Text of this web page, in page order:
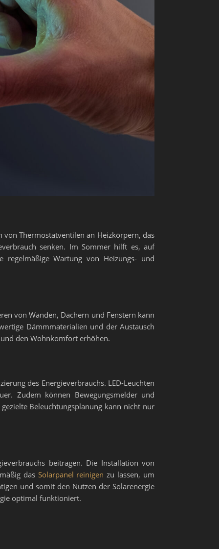
von Thermostatventilen an Heizkörpern, das
senken. Im Sommer hilft es, auf
regelmäßige Wartung von Heizungs- und
von Wänden, Dächern und Fenstern kann
Dämmmaterialien und der Austausch
den Wohnkomfort erhöhen.
des Energieverbrauchs. LED-Leuchten
Zudem können Bewegungsmelder und
Beleuchtungsplanung kann nicht nur
beitragen. Die Installation von
das Solarpanel reinigen zu lassen, um
und somit den Nutzen der Solarenergie
optimal funktioniert.